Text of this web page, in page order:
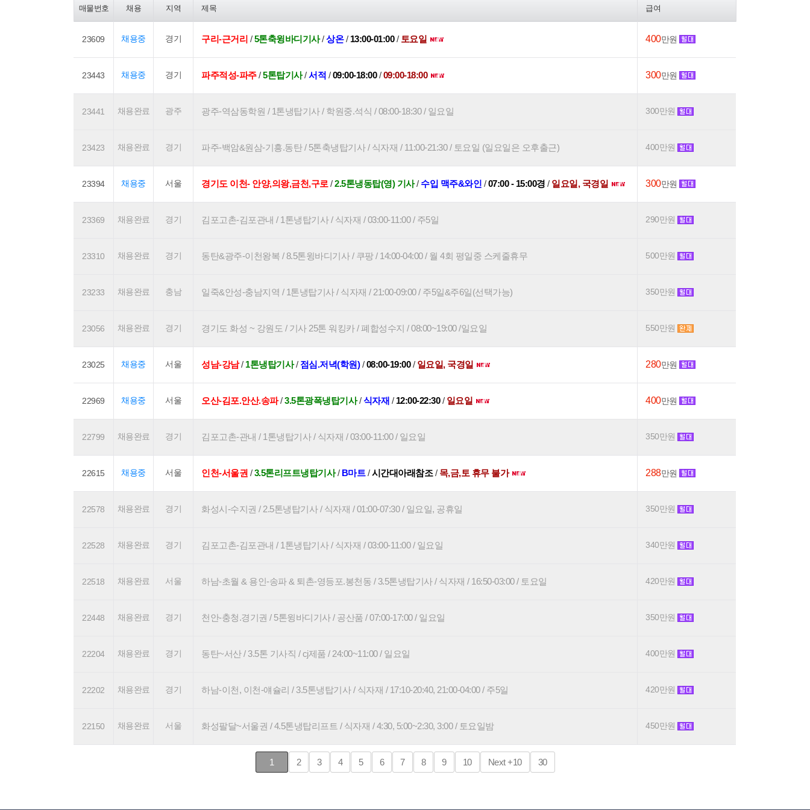
매물번호 채용 지역 제목 급여
23609 채용중 경기 구리-근거리 /5톤축윙바디기사/상온/ 13:00-01:00/ 토요일 400만원
23443 채용중 경기 파주적성-파주/5톤탑기사/서적 /09:00-18:00/09:00-18:00 300만원
23441 채용완료 광주 광주-역삼동학원 / 1톤냉탑기사 / 학원중.석식 / 08:00-18:30 / 일요일 300만원
23423 채용완료 경기 파주-백암&원삼-기흥.동탄 / 5톤축냉탑기사 / 식자재 / 11:00-21:30 / 토요일 (일요일은 오후출근) 400만원
23394 채용중 서울 경기도 이천- 안양,의왕,금천,구로 /2.5톤냉동탑(영) 기사/ 수입 맥주&와인 /07:00 - 15:00경 / 일요일, 국경일 300만원
23369 채용완료 경기 김포고촌-김포관내 / 1톤냉탑기사 / 식자재 / 03:00-11:00 / 주5일 290만원
23310 채용완료 경기 동탄&광주-이천왕복 / 8.5톤윙바디기사 / 쿠팡 / 14:00-04:00 / 월 4회 평일중 스케줄휴무 500만원
23233 채용완료 충남 일죽&안성-충남지역 / 1톤냉탑기사 / 식자재 / 21:00-09:00 / 주5일&주6일(선택가능) 350만원
23056 채용완료 경기 경기도 화성 ~ 강원도 / 기사 25톤 워킹카 / 폐합성수지 / 08:00~19:00 /일요일 550만원
23025 채용중 서울 성남-강남/ 1톤냉탑기사/ 점심.저녁(학원)/08:00-19:00/ 일요일, 국경일 280만원
22969 채용중 서울 오산-김포.안산.송파/3.5톤광폭냉탑기사/식자재 / 12:00-22:30/ 일요일 400만원
22799 채용완료 경기 김포고촌-관내 / 1톤냉탑기사 / 식자재 / 03:00-11:00 / 일요일 350만원
22615 채용중 서울 인천-서울권 /3.5톤리프트냉탑기사/ B마트/시간대아래참조/ 목,금,토 휴무 불가 288만원
22578 채용완료 경기 화성시-수지권 / 2.5톤냉탑기사 / 식자재 / 01:00-07:30 / 일요일, 공휴일 350만원
22528 채용완료 경기 김포고촌-김포관내 / 1톤냉탑기사 / 식자재 / 03:00-11:00 / 일요일 340만원
22518 채용완료 서울 하남-초월 & 용인-송파 & 퇴촌-영등포.봉천동 / 3.5톤냉탑기사 / 식자재 / 16:50-03:00 / 토요일 420만원
22448 채용완료 경기 천안-충청.경기권 / 5톤윙바디기사 / 공산품 / 07:00-17:00 / 일요일 350만원
22204 채용완료 경기 동탄~서산 / 3.5톤 기사직 / cj제품 / 24:00~11:00 / 일요일 400만원
22202 채용완료 경기 하남-이천, 이천-얘슐리 / 3.5톤냉탑기사 / 식자재 / 17:10-20:40, 21:00-04:00 / 주5일 420만원
22150 채용완료 서울 화성팔달~서울권 / 4.5톤냉탑리프트 / 식자재 / 4:30, 5:00~2:30, 3:00 / 토요일밤 450만원
1 2 3 4 5 6 7 8 9 10 Next+10 30